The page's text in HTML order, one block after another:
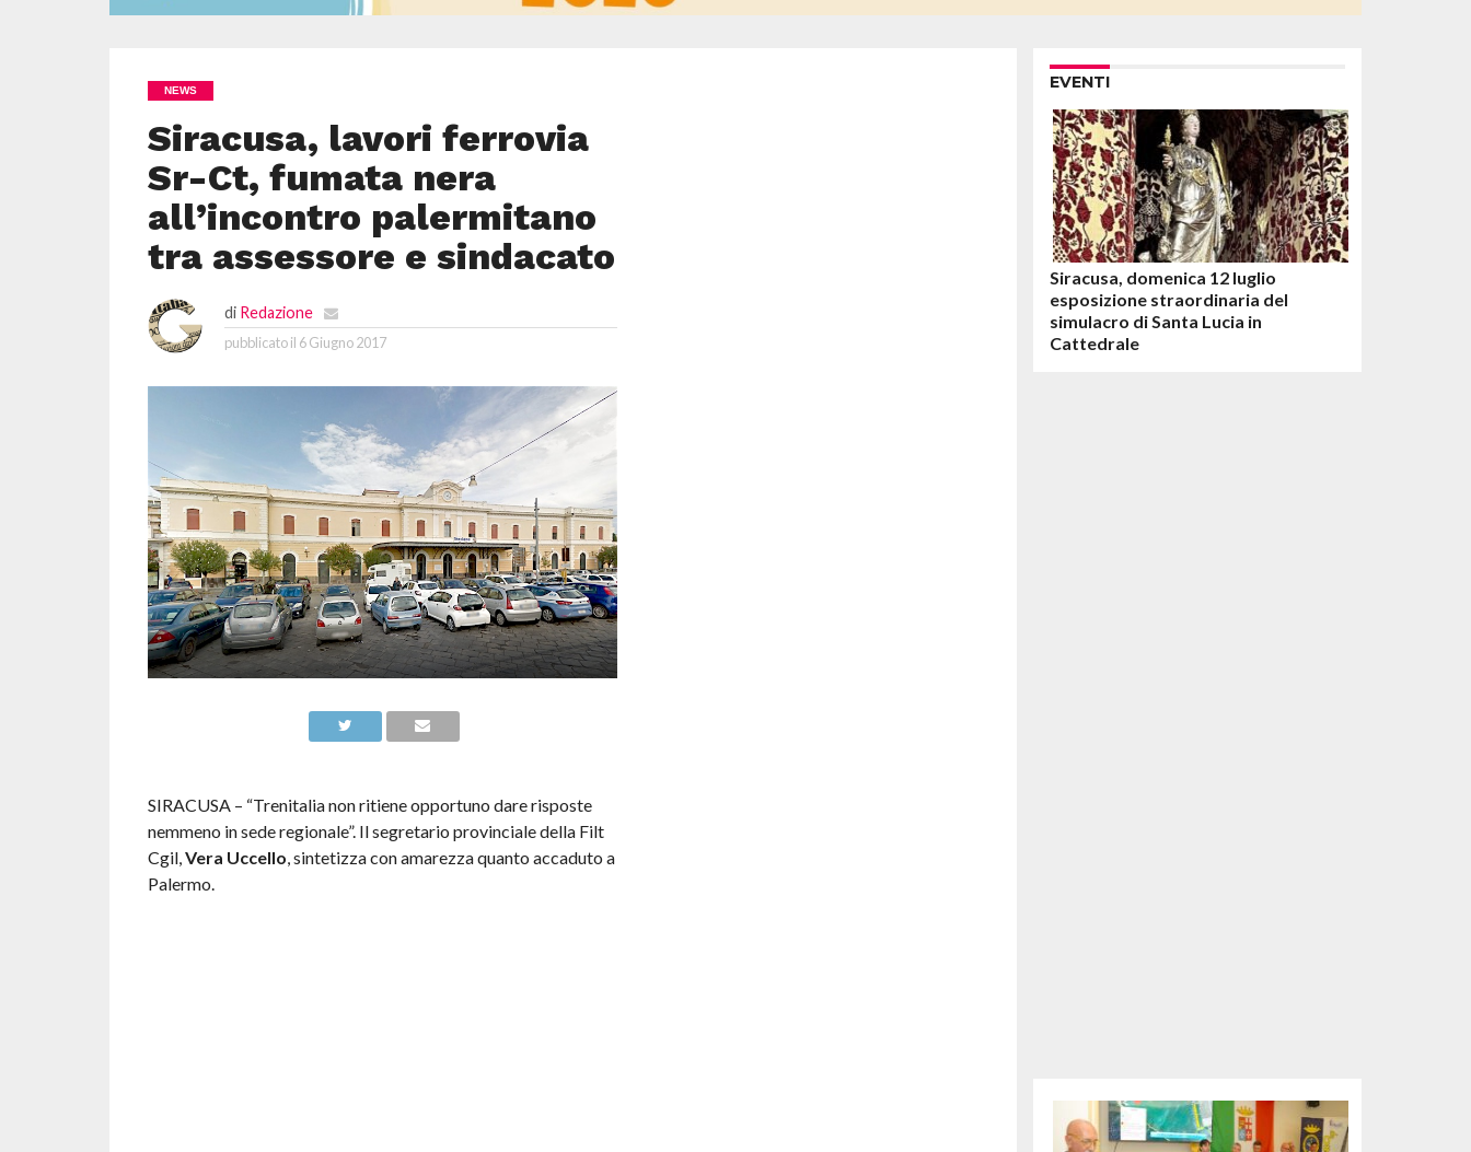
NEWS
Siracusa, lavori ferrovia
Sr-Ct, fumata nera
all’incontro palermitano
tra assessore e sindacato
di Redazione
pubblicato il 6 Giugno 2017
SIRACUSA – “Trenitalia non ritiene opportuno dare risposte
nemmeno in sede regionale”. Il segretario provinciale della Filt
Cgil,Vera Uccello, sintetizza con amarezza quanto accaduto a
Palermo.
EVENTI
Siracusa, domenica 12 luglio
esposizione straordinaria del
simulacro di Santa Lucia in
Cattedrale